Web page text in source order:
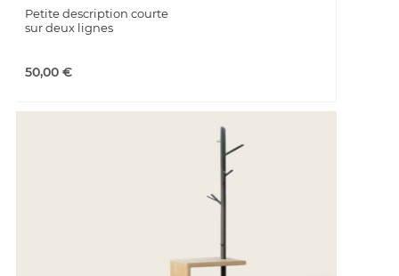
Petite description courte
sur deux lignes
50,00 €